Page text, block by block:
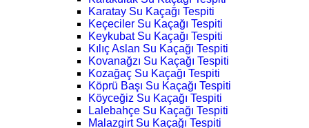
Karatay Su Kaçağı Tespiti
Keçeciler Su Kaçağı Tespiti
Keykubat Su Kaçağı Tespiti
Kılıç Aslan Su Kaçağı Tespiti
Kovanağzı Su Kaçağı Tespiti
Kozağaç Su Kaçağı Tespiti
Köprü Başı Su Kaçağı Tespiti
Köyceğiz Su Kaçağı Tespiti
Lalebahçe Su Kaçağı Tespiti
Malazgirt Su Kaçağı Tespiti